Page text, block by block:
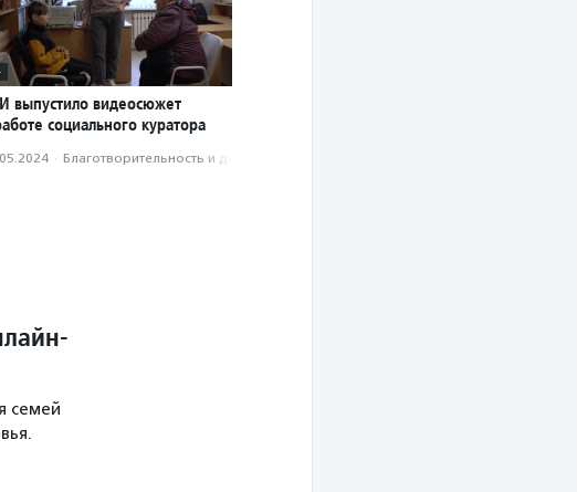
выпустило видеосюжет
социального куратора
· Благотвори­тель­ность и доброволь­чест­во
семей